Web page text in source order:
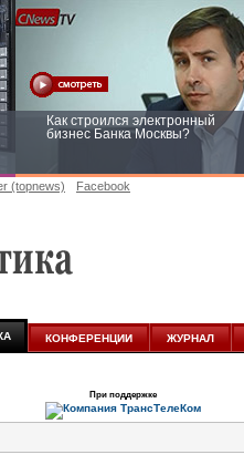
Как строился электронный
бизнес Банка Москвы?
(topnews) Facebook
КОНФЕРЕНЦИИ ЖУРНАЛ
При поддержке